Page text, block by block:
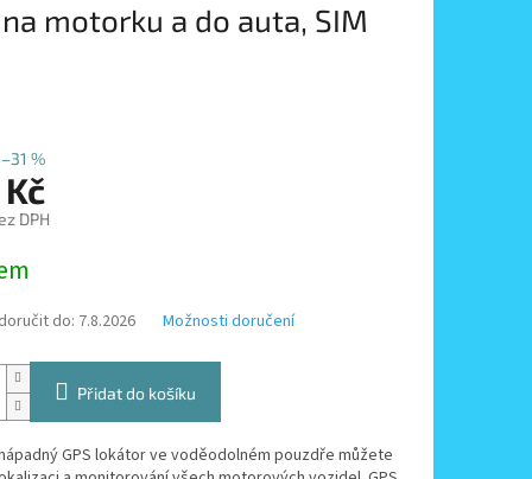
motorku a do auta, SIM
–31 %
DPH
do: 7.8.2026 Možnosti doručení
Přidat do košíku
GPS lokátor ve voděodolném pouzdře můžete